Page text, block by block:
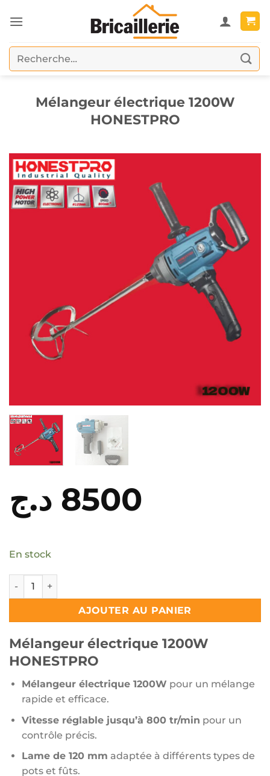
au
Recherche
pour :
Mélangeur électrique 1200W
HONESTPRO
8500 د.ج
En stock
quantité de Mélangeur électrique 1200W HONESTPRO
AJOUTER AU PANIER
Mélangeur électrique 1200W
HONESTPRO
Mélangeur électrique 1200W pour un mélange
rapide et efficace.
Vitesse réglable jusqu’à 800 tr/min pour un
contrôle précis.
Lame de 120 mm adaptée à différents types de
pots et fûts.